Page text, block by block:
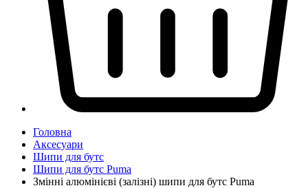
Головна
Аксесуари
Шипи для бутс
Шипи для бутс Puma
Змінні алюмінієві (залізні) шипи для бутс Puma